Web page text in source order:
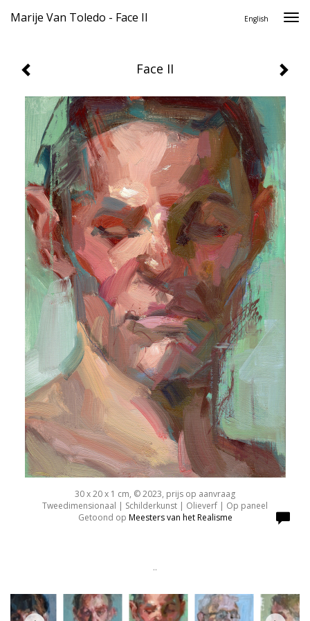
Marije Van Toledo - Face II English
Face II
30 x 20 x 1 cm, © 2023, prijs op aanvraag
Tweedimensionaal | Schilderkunst | Olieverf | Op paneel
Getoond op Meesters van het Realisme
..